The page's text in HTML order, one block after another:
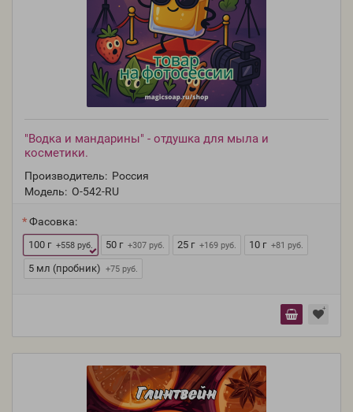
"Водка и мандарины" - отдушка для мыла и
косметики.
Производитель: Россия
Модель: O-542-RU
Фасовка:
100 г +558 руб. 50 г +307 руб. 25 г +169 руб. 10 г +81 руб.
5 мл (пробник) +75 руб.